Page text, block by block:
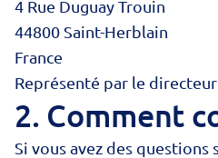
4 Rue Duguay Trouin
44800 Saint-Herblain
France
Représenté par le
2. Comment
Si vous avez des